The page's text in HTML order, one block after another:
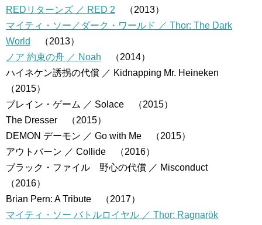
REDリターンズ ／ RED 2 （2013）
マイティ・ソー／ダーク・ワールド ／ Thor: The Dark
World
（2013）
ノア 約束の舟 ／ Noah （2014）
ハイネケン誘拐の代償 ／ Kidnapping Mr. Heineken
（2015）
ブレイン・ゲーム ／ Solace （2015）
The Dresser （2015）
DEMON デーモン ／ Go with Me （2015）
アウトバーン ／ Collide （2016）
ブラック・ファイル 野心の代償 ／ Misconduct
（2016）
Brian Pern: A Tribute （2017）
マイティ・ソー バトルロイヤル ／ Thor: Ragnarök